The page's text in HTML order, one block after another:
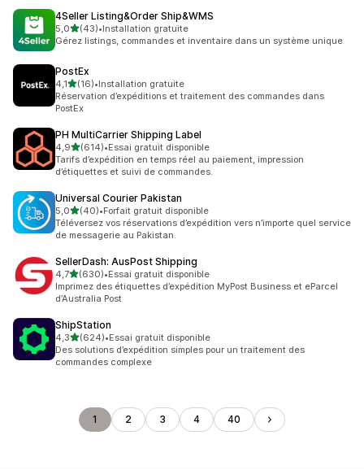
4Seller Listing&Order Ship&WMS
5,0étoile(s) sur 5
(43)
43 avis au total
•Installation gratuite
Gérez listings, commandes et inventaire dans un système unique
PostEx
4,1étoile(s) sur 5
(16)
16 avis au total
•Installation gratuite
Réservation d’expéditions et traitement des commandes dans
PostEx
PH MultiCarrier Shipping Label
4,9étoile(s) sur 5
(614)
614 avis au total
•Essai gratuit disponible
Tarifs d’expédition en temps réel au paiement, impression
d’étiquettes et suivi de commandes.
Universal Courier Pakistan
5,0étoile(s) sur 5
(40)
40 avis au total
•Forfait gratuit disponible
Téléversez vos réservations d’expédition vers n’importe quel service
de messagerie au Pakistan.
SellerDash: AusPost Shipping
4,7étoile(s) sur 5
(630)
630 avis au total
•Essai gratuit disponible
Imprimez des étiquettes d’expédition MyPost Business et eParcel
d’Australia Post
ShipStation
4,3étoile(s) sur 5
(624)
624 avis au total
•Essai gratuit disponible
Des solutions d’expédition simples pour un traitement des
commandes complexe
1 2 3 4 40